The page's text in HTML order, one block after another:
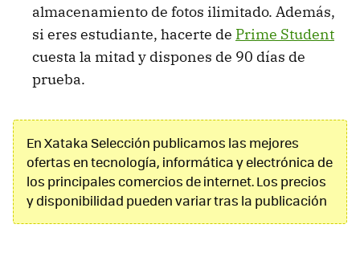
almacenamiento de fotos ilimitado. Además,
si eres estudiante, hacerte de Prime Student
cuesta la mitad y dispones de 90 días de
prueba.
En Xataka Selección publicamos las mejores
ofertas en tecnología, informática y electrónica de
los principales comercios de internet. Los precios
y disponibilidad pueden variar tras la publicación